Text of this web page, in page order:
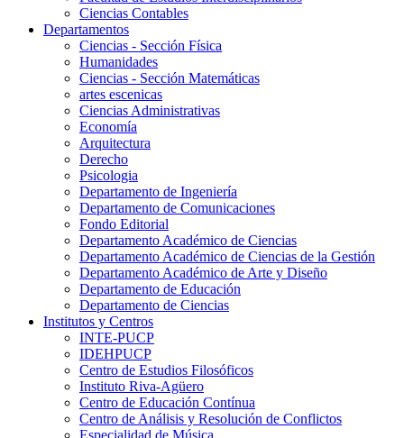
Ciencias Contables
Departamentos
Ciencias - Sección Física
Humanidades
Ciencias - Sección Matemáticas
artes escenicas
Ciencias Administrativas
Economía
Arquitectura
Derecho
Psicologia
Departamento de Ingeniería
Departamento de Comunicaciones
Fondo Editorial
Departamento Académico de Ciencias
Departamento Académico de Ciencias de la Gestión
Departamento Académico de Arte y Diseño
Departamento de Educación
Departamento de Ciencias
Institutos y Centros
INTE-PUCP
IDEHPUCP
Centro de Estudios Filosóficos
Instituto Riva-Agüero
Centro de Educación Contínua
Centro de Análisis y Resolución de Conflictos
Especialidad de Música